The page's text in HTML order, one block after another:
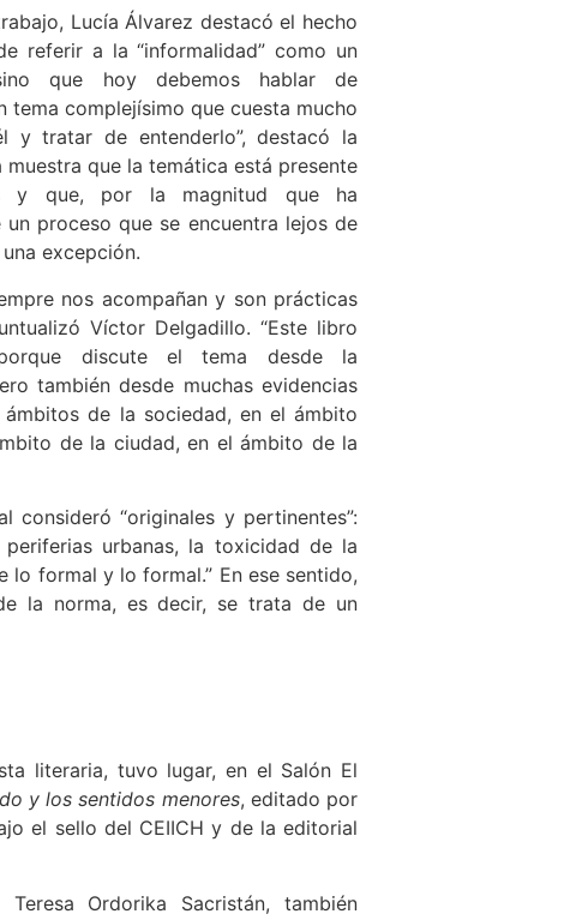
Lucía Álvarez destacó el hecho
referir a la “informalidad” como un
que hoy debemos hablar de
tema complejísimo que cuesta mucho
y tratar de entenderlo”, destacó la
que la temática está presente
y que, por la magnitud que ha
proceso que se encuentra lejos de
excepción.
nos acompañan y son prácticas
Víctor Delgadillo. “Este libro
discute el tema desde la
también desde muchas evidencias
de la sociedad, en el ámbito
de la ciudad, en el ámbito de la
“originales y pertinentes”:
urbanas, la toxicidad de la
lo formal y lo formal.” En ese sentido,
la norma, es decir, se trata de un
literaria, tuvo lugar, en el Salón El
y los sentidos menores, editado por
el sello del CEIICH y de la editorial
Ordorika Sacristán, también